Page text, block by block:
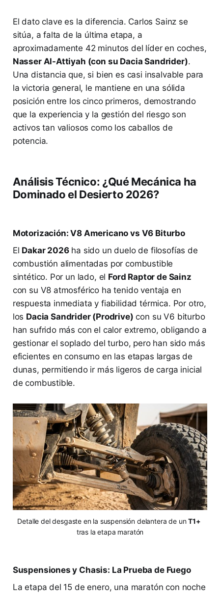
El dato clave es la diferencia. Carlos Sainz se
sitúa, a falta de la última etapa, a
aproximadamente 42 minutos del líder en coches,
Nasser Al-Attiyah (con su Dacia Sandrider).
Una distancia que, si bien es casi insalvable para
la victoria general, le mantiene en una sólida
posición entre los cinco primeros, demostrando
que la experiencia y la gestión del riesgo son
activos tan valiosos como los caballos de
potencia.
Análisis Técnico: ¿Qué Mecánica ha
Dominado el Desierto 2026?
Motorización: V8 Americano vs V6 Biturbo
El Dakar 2026ha sido un duelo de filosofías de
combustión alimentadas por combustible
sintético. Por un lado, el Ford Raptor de Sainz
con su V8 atmosférico ha tenido ventaja en
respuesta inmediata y fiabilidad térmica. Por otro,
los Dacia Sandrider (Prodrive) con su V6 biturbo
han sufrido más con el calor extremo, obligando a
gestionar el soplado del turbo, pero han sido más
eficientes en consumo en las etapas largas de
dunas, permitiendo ir más ligeros de carga inicial
de combustible.
Detalle del desgaste en la suspensión delantera de un T1+
tras la etapa maratón
Suspensiones y Chasis: La Prueba de Fuego
La etapa del 15 de enero, una maratón con noche